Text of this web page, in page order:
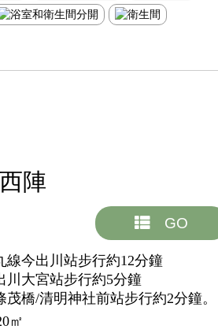
陣
GO
線今出川站步行約12分鐘
川大宮站步行約5分鐘
橋/清明神社前站步行約2分鐘。
㎡